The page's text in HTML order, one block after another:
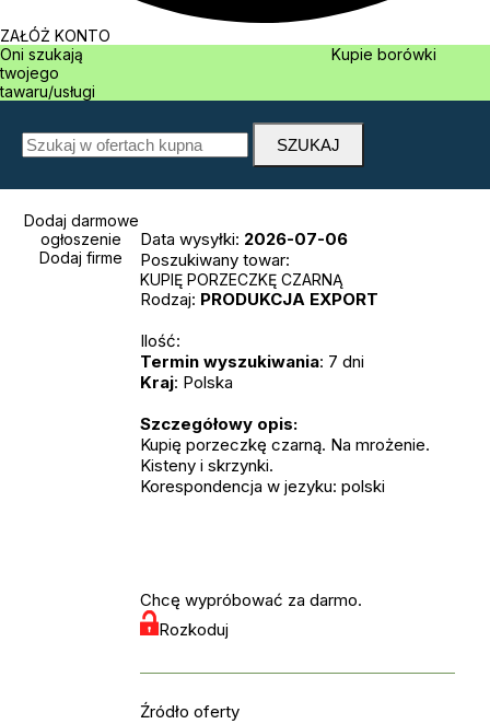
ZAŁÓŻ KONTO
Oni szukają
twojego
tawaru/usługi
Kupie borówki
Dodaj darmowe
ogłoszenie
Dodaj firme
Data wysyłki: 2026-07-06
Poszukiwany towar:
KUPIĘ PORZECZKĘ CZARNĄ
Rodzaj: PRODUKCJA EXPORT
Ilość:
Termin wyszukiwania: 7 dni
Kraj: Polska
Szczegółowy opis:
Kupię porzeczkę czarną. Na mrożenie.
Kisteny i skrzynki.
Korespondencja w jezyku: polski
Chcę wypróbować za darmo.
Rozkoduj
Źródło oferty